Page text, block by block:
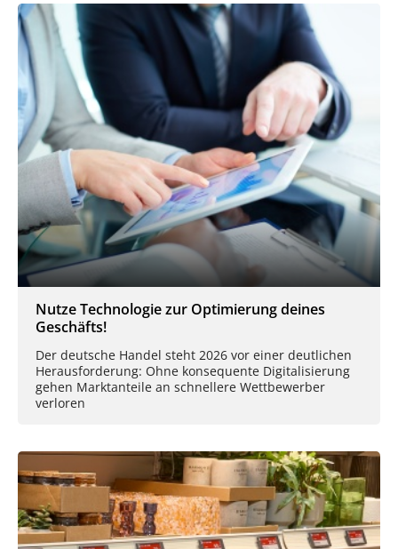
Nutze Technologie zur Optimierung deines
Geschäfts!
Der deutsche Handel steht 2026 vor einer deutlichen
Herausforderung: Ohne konsequente Digitalisierung
gehen Marktanteile an schnellere Wettbewerber
verloren